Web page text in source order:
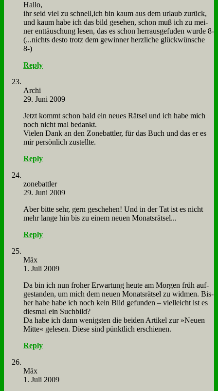
Hal­lo,
ihr seid viel zu schnell,ich bin kaum aus dem ur­laub zu­rück,
und kaum ha­be ich das bild ge­se­hen, schon muß ich zu mei­
ner ent­täu­schung le­sen, das es schon herr­aus­ge­fu­den wur­de 8-
(...nichts de­sto trotz dem ge­win­ner herz­li­che glück­wün­sche
8-)
Reply
Ar­chi
29. Juni 2009
Jetzt kommt schon bald ein neu­es Rät­sel und ich ha­be mich
noch nicht mal be­dankt.
Vie­len Dank an den Zone­batt­ler, für das Buch und das er es
mir per­sön­lich zu­stell­te.
Reply
zone­batt­ler
29. Juni 2009
Aber bit­te sehr, gern ge­sche­hen! Und in der Tat ist es nicht
mehr lan­ge hin bis zu ei­nem neu­en Mo­nats­rät­sel...
Reply
Mäx
1. Juli 2009
Da bin ich nun fro­her Er­war­tung heu­te am Mor­gen früh auf­
ge­stan­den, um mich dem neu­en Mo­nats­rät­sel zu wid­men. Bis­
her ha­be ha­be ich noch kein Bild ge­fun­den – viel­leicht ist es
dies­mal ein Such­bild?
Da ha­be ich dann we­nig­sten die bei­den Ar­ti­kel zur »Neu­en
Mit­te« ge­le­sen. Die­se sind pünkt­lich er­schie­nen.
Reply
Mäx
1. Juli 2009